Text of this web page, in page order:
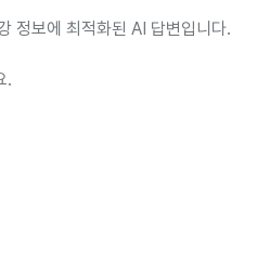
정보에 최적화된 AI 답변입니다.
.